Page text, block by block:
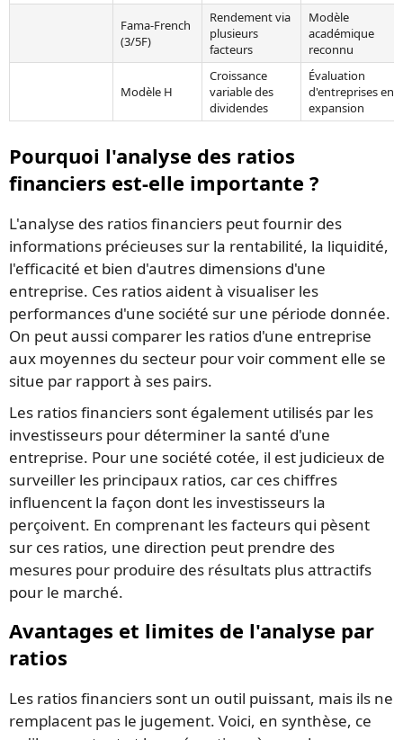
Fama-French
(3/5F)
Rendement via
plusieurs
facteurs
Modèle
académique
reconnu
Modèle H
Croissance
variable des
dividendes
Évaluation
d'entreprises en
expansion
Pourquoi l'analyse des ratios
financiers est-elle importante ?
L'analyse des ratios financiers peut fournir des
informations précieuses sur la rentabilité, la liquidité,
l'efficacité et bien d'autres dimensions d'une
entreprise. Ces ratios aident à visualiser les
performances d'une société sur une période donnée.
On peut aussi comparer les ratios d'une entreprise
aux moyennes du secteur pour voir comment elle se
situe par rapport à ses pairs.
Les ratios financiers sont également utilisés par les
investisseurs pour déterminer la santé d'une
entreprise. Pour une société cotée, il est judicieux de
surveiller les principaux ratios, car ces chiffres
influencent la façon dont les investisseurs la
perçoivent. En comprenant les facteurs qui pèsent
sur ces ratios, une direction peut prendre des
mesures pour produire des résultats plus attractifs
pour le marché.
Avantages et limites de l'analyse par
ratios
Les ratios financiers sont un outil puissant, mais ils ne
remplacent pas le jugement. Voici, en synthèse, ce